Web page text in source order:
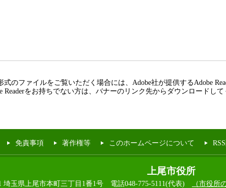
式のファイルをご覧いただく場合には、Adobe社が提供するAdobe
Readerをお持ちでない方は、バナーのリンク先からダウンロードして
免責事項 著作権等 このホームページについて
上尾市役所
埼玉県上尾市本町三丁目1番1号 電話048-775-5111(代表) （市役所